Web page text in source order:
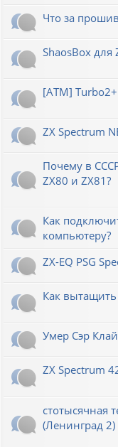
Что за
ShaosBox для
[ATM]
ZX Spectrum
Почему в
ZX80 и ZX81?
Как
компьютеру?
ZX-EQ PSG
Как вытащить
Умер Сэр
ZX Spectrum
стотысячная
(Ленинград 2)